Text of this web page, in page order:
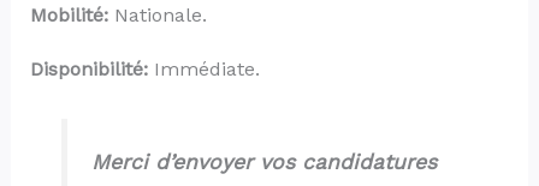
Mobilité:Nationale.
Disponibilité:Immédiate.
Merci d’envoyer vos candidatures